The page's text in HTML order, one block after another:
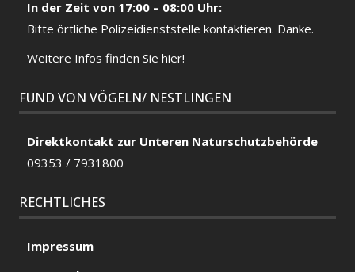
In der Zeit von 17:00 – 08:00 Uhr:
Bitte örtliche Polizeidienststelle kontaktieren. Danke.
Weitere Infos finden Sie hier!
FUND VON VÖGELN/ NESTLINGEN
Direktkontakt zur Unteren Naturschutzbehörde
09353 / 7931800
RECHTLICHES
Impressum